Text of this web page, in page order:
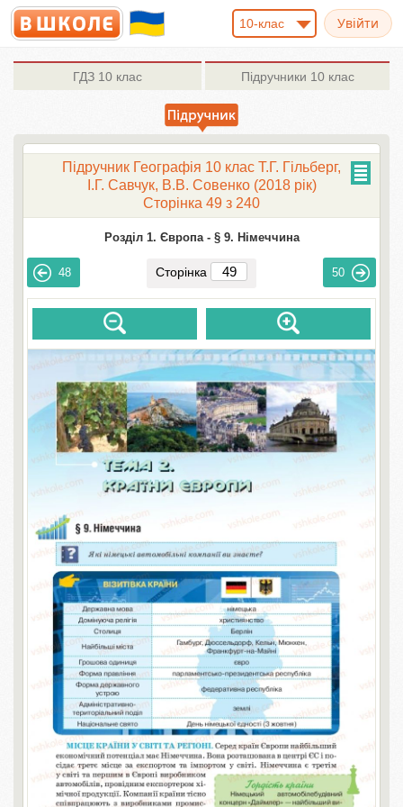
10-клас
ГДЗ 10 клас Підручники 10 клас
Підручник Географія 10 клас Т.Г. Гільберг,
І.Г. Савчук, В.В. Совенко (2018 рік)
Сторінка 49 з 240
Розділ 1. Європа - § 9. Німеччина
48 Сторінка 50